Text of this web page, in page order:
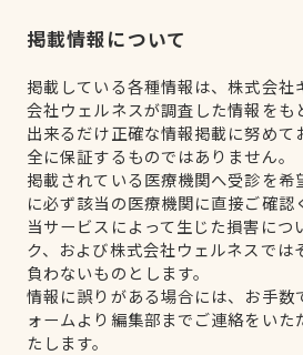
掲載情報について
掲載している各種情報は、株式会社
会社ウェルネスが調査した情報をも
出来るだけ正確な情報掲載に努めて
全に保証するものではありません。
掲載されている医療機関へ受診を希
に必ず該当の医療機関に直接ご確認
当サービスによって生じた損害につ
ク、および株式会社ウェルネスでは
負わないものとします。
情報に誤りがある場合には、お手数
ォームより編集部までご連絡をいた
たします。